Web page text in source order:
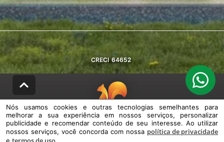
CRECI 64652
© DESENVOLVIDO PELAAGIL.NET
Nós usamos cookies e outras tecnologias semelhantes para melhorar a
sua experiência em nossos serviços, personalizar publicidade e
Nós usamos cookies e outras tecnologias semelhantes para
melhorar a sua experiência em nossos serviços, personalizar
publicidade e recomendar conteúdo de seu interesse. Ao utilizar
nossos serviços, você concorda com nossa política de privacidade